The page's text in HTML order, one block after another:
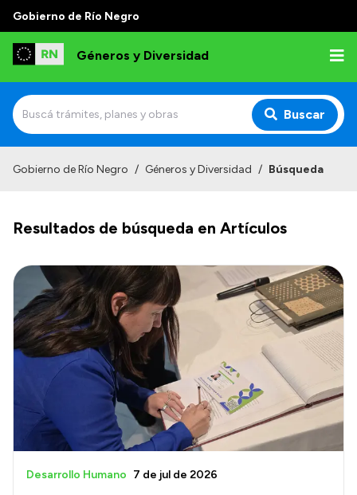
Gobierno de Río Negro
Géneros y Diversidad
Buscar
Misión
Programas y capacitaciones
Observatorio
Normativa
Transparencia
Presupuesto
Boletín Oficial
Compras y licitaciones
Gobierno de Río Negro / Géneros y Diversidad / Búsqueda
Resultados de búsqueda en Artículos
Desarrollo Humano 7 de jul de 2026